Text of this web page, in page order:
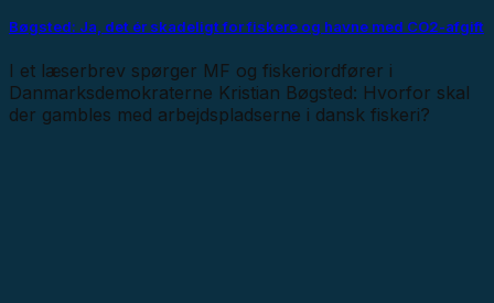
Bøgsted: Ja, det ér skadeligt for fiskere og havne med CO2-afgift
I et læserbrev spørger MF og fiskeriordfører i
Danmarksdemokraterne Kristian Bøgsted: Hvorfor skal
der gambles med arbejdspladserne i dansk fiskeri?